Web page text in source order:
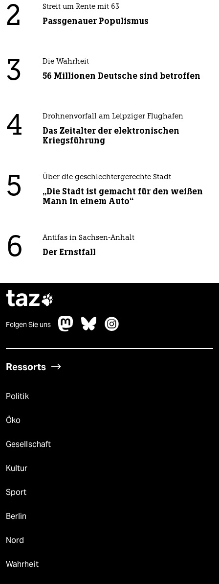
2 Streit um Rente mit 63
Passgenauer Populismus
3 Die Wahrheit
56 Millionen Deutsche sind betroffen
4 Drohnenvorfall am Leipziger Flughafen
Das Zeitalter der elektronischen
Kriegsführung
5 Über die geschlechtergerechte Stadt
„Die Stadt ist gemacht für den weißen
Mann in einem Auto“
6 Antifas in Sachsen-Anhalt
Der Ernstfall
taz
Folgen Sie uns
Ressorts
Politik
Öko
Gesellschaft
Kultur
Sport
Berlin
Nord
Wahrheit